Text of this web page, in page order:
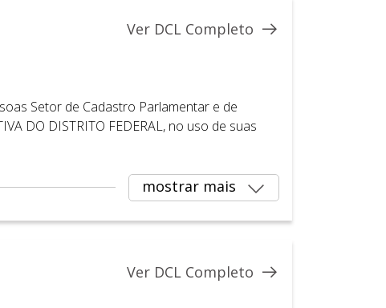
Ver DCL Completo
Setor de Cadastro Parlamentar e de
DO DISTRITO FEDERAL, no uso de suas
mostrar mais
Ver DCL Completo